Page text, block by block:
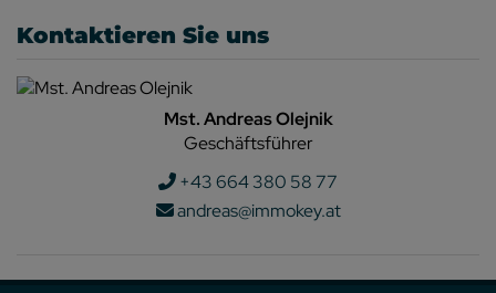
Kontaktieren Sie uns
Mst. Andreas Olejnik
Geschäftsführer
+43 664 380 58 77
andreas@immokey.at